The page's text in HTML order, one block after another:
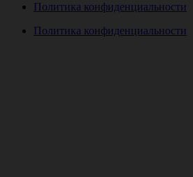
Политика конфиденциальности
Политика конфиденциальности